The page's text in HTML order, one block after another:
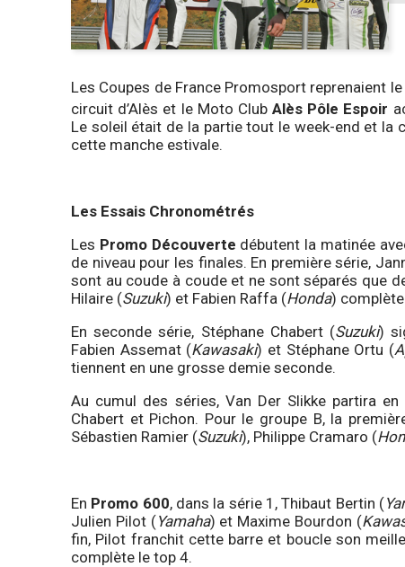
Les Coupes de France Promosport reprenaient
circuit d’Alès et le Moto ClubAlès Pôle Espoir
Le soleil était de la partie tout le week-end et la
cette manche estivale.
Les Essais Chronométrés
Les Promo Découverte débutent la matinée
de niveau pour les finales. En première série,
sont au coude à coude et ne sont séparés que
Hilaire (Suzuki) et Fabien Raffa (Honda)
En seconde série, Stéphane Chabert (Suzuki)
Fabien Assemat (Kawasaki) et Stéphane Ortu (
tiennent en une grosse demie seconde.
Au cumul des séries, Van Der Slikke partira
Chabert et Pichon. Pour le groupe B, la
Sébastien Ramier (Suzuki), Philippe Cramaro (
En Promo 600, dans la série 1, Thibaut Bertin (
Julien Pilot (Yamaha) et Maxime Bourdon (
fin, Pilot franchit cette barre et boucle son
complète le top 4.